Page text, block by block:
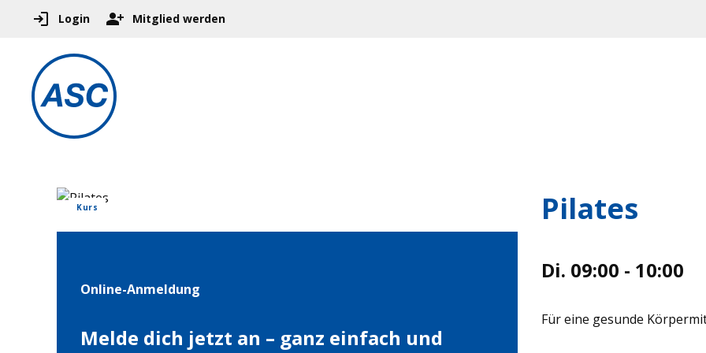
Login Mitglied werden
Kurs
Online-Anmeldung
Melde dich jetzt an – ganz einfach und
Pilates
Di. 09:00 - 10:00
Für eine gesunde